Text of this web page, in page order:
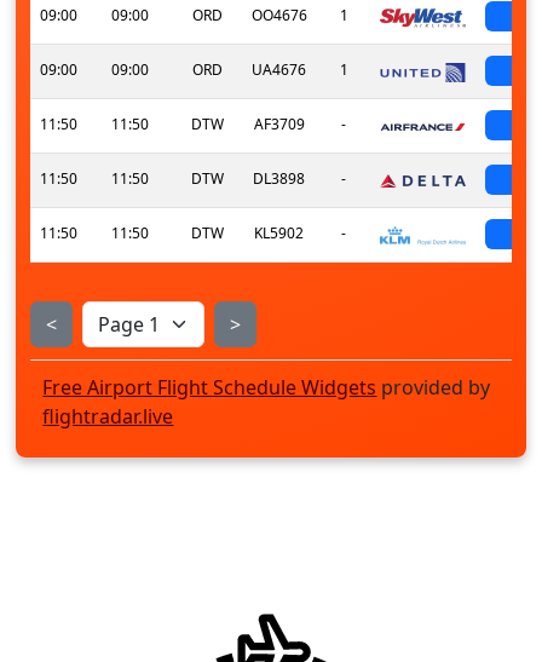
09:00 09:00 ORD OO4676 1
09:00 09:00 ORD UA4676 1
11:50 11:50 DTW AF3709 -
11:50 11:50 DTW DL3898 -
11:50 11:50 DTW KL5902 -
< >
Free Airport Flight Schedule Widgets provided by
flightradar.live